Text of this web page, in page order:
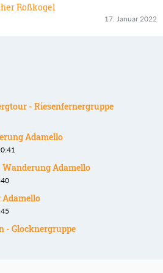
Roßkogel
17. Januar 2022
- Riesenfernergruppe
Adamello
Wanderung Adamello
Adamello
- Glocknergruppe